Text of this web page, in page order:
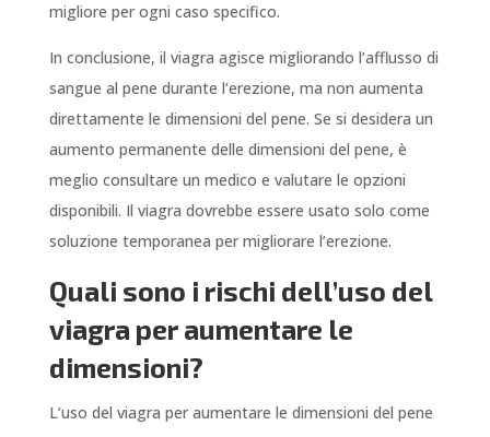
migliore per ogni caso specifico.
In conclusione, il viagra agisce migliorando l’afflusso di
sangue al pene durante l’erezione, ma non aumenta
direttamente le dimensioni del pene. Se si desidera un
aumento permanente delle dimensioni del pene, è
meglio consultare un medico e valutare le opzioni
disponibili. Il viagra dovrebbe essere usato solo come
soluzione temporanea per migliorare l’erezione.
Quali sono i rischi dell’uso del
viagra per aumentare le
dimensioni?
L’uso del viagra per aumentare le dimensioni del pene